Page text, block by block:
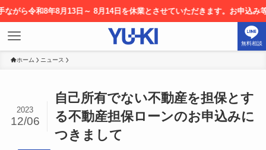
令和8年8月13日～ 8月14日を休業とさせていただきます。お申込み等に
無料相談
ホーム ニュース
自己所有でない不動産を担保とす
る不動産担保ローンのお申込みに
つきまして
2023
12/06